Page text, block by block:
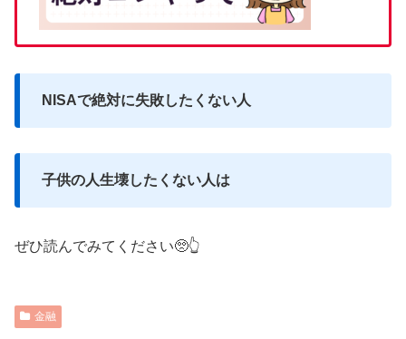
NISAで絶対に失敗したくない人
子供の人生壊したくない人は
ぜひ読んでみてください🥺👆
金融